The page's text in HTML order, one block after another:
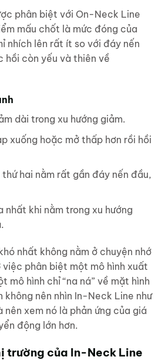
phân biệt với On-Neck Line
mấu chốt là mức đóng của
nhích lên rất ít so với đáy nến
hồi còn yếu và thiên về
dài trong xu hướng giảm.
xuống hoặc mở thấp hơn rồi hồi
hai nằm rất gần đáy nến đầu,
nhất khi nằm trong xu hướng
nhất không nằm ở chuyện nhớ
việc phân biệt một mô hình xuất
mô hình chỉ “na ná” về mặt hình
nên nhìn In-Neck Line như
nên xem nó là phản ứng của giá
động lớn hơn.
trường của In-Neck Line